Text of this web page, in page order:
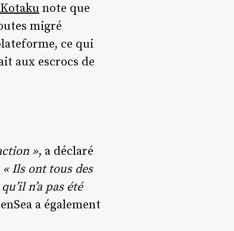
Kotaku note que
migré
ce qui
aux escrocs de
», a déclaré
« Ils ont tous des
n’a pas été
a également